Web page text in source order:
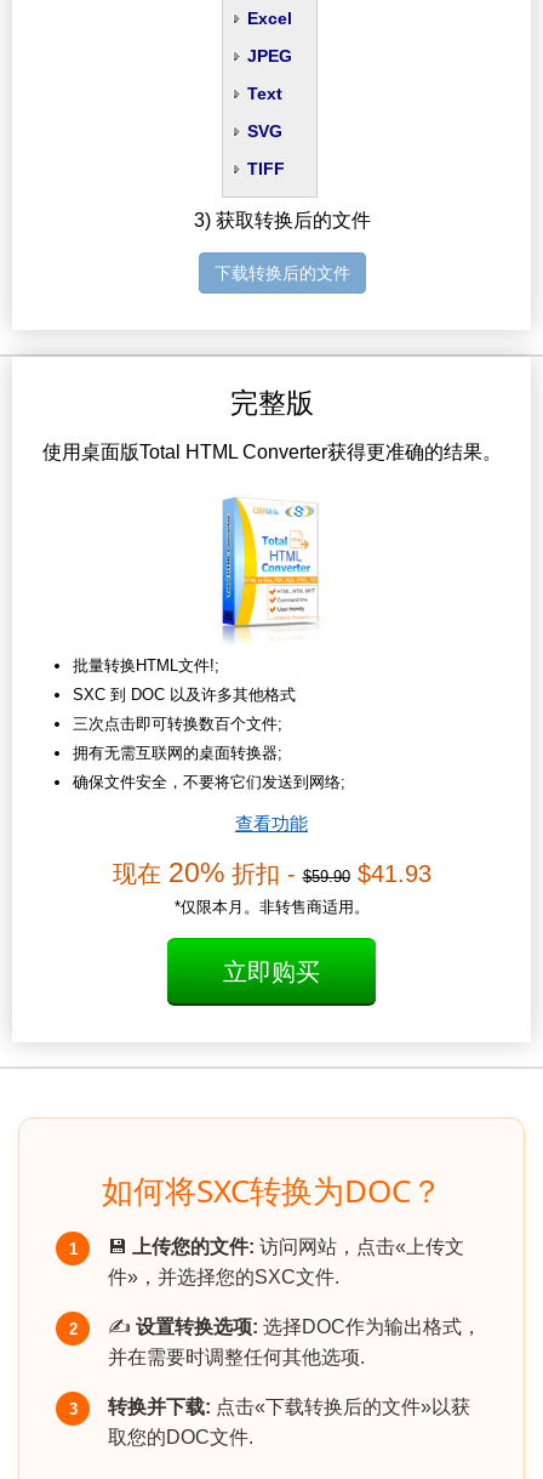
Excel
JPEG
Text
SVG
TIFF
3) 获取转换后的文件
下载转换后的文件
完整版
使用桌面版Total HTML Converter获得更准确的结果。
批量转换HTML文件!;
SXC 到 DOC 以及许多其他格式
三次点击即可转换数百个文件;
拥有无需互联网的桌面转换器;
确保文件安全，不要将它们发送到网络;
查看功能
现在 20%折扣 -$59.90$41.93
*仅限本月。非转售商适用。
立即购买
如何将SXC转换为DOC？
1 💾 上传您的文件: 访问网站，点击«上传文
件»，并选择您的SXC文件.
2 ✍️ 设置转换选项: 选择DOC作为输出格式，
并在需要时调整任何其他选项.
3 转换并下载: 点击«下载转换后的文件»以获
取您的DOC文件.